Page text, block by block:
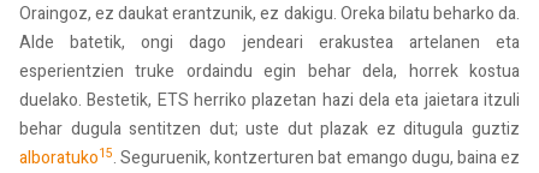
Oraingoz, ez daukat erantzunik, ez dakigu. Oreka bilatu beharko da.
Alde batetik, ongi dago jendeari erakustea artelanen eta
esperientzien truke ordaindu egin behar dela, horrek kostua
duelako. Bestetik, ETS herriko plazetan hazi dela eta jaietara itzuli
behar dugula sentitzen dut; uste dut plazak ez ditugula guztiz
alboratuko15. Seguruenik, kontzerturen bat emango dugu, baina ez